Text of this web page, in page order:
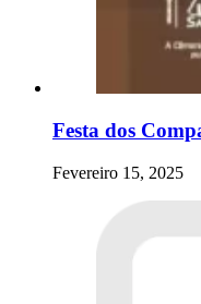
Festa dos
Fevereiro 15, 2025